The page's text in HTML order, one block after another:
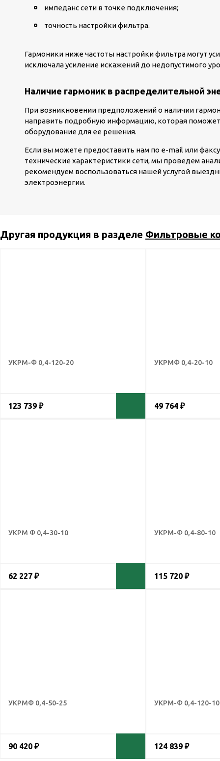
импеданс сети в точке подключения;
точность настройки фильтра.
Гармоники ниже частоты настройки фильтра могут
исключала усиление искажений до недопустимого
Наличие гармоник в распределительной
При возникновении предположений о наличии
направить подробную информацию, которая
оборудование для ее решения.
Если вы можете предоставить нам по e-mail или
технические характеристики сети, мы проведем
рекомендуем воспользоваться нашей услугой
электроэнергии.
Другая продукция в разделе Фильтровые
УКРМ-Ф 0,4-120-20
123 739 ₽
УКРМФ 0,4-20-10
49 764 ₽
УКРМ Ф 0,4-30-10
62 227 ₽
УКРМ-Ф 0,4-80-10
115 720 ₽
УКРМФ 0,4-50-25
90 420 ₽
УКРМ-Ф 0,4-120-10
124 839 ₽